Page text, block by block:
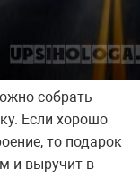
собрать
Если хорошо
то подарок
и выручит в